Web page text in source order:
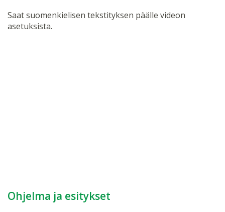
Saat suomenkielisen tekstityksen päälle videon
asetuksista.
Ohjelma ja esitykset